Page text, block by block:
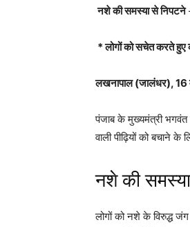
नशे की समस्या से निपटने
* लोगों को सचेत करते हुए
लखनापाल (जालंधर), 16
पंजाब के मुख्यमंत्री
वाली पीढ़ियों को बचाने
नशे की
लोगों को नशे के विरुद्ध